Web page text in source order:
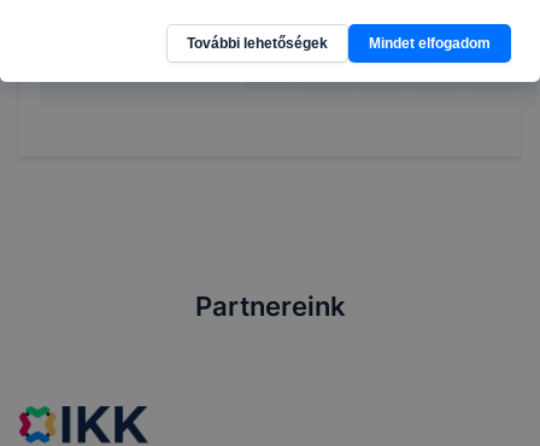
Partnereink
További lehetőségek Mindet elfogadom